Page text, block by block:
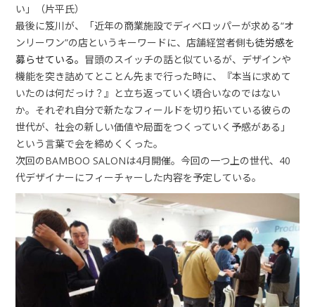
い」（片平氏）
最後に笈川が、「近年の商業施設でディベロッパーが求める“オ
ンリーワン”の店というキーワードに、店舗経営者側も徒労感を
募らせている。 冒頭のスイッチの話と似ているが、デザインや
機能を突き詰めてとことん先まで行った時に、『本当に求めて
いたのは何だっけ？』と立ち返っていく頃合いなのではない
か。それぞれ自分で新たなフィールドを切り拓いている彼らの
世代が、社会の新しい価値や局面をつくっていく予感がある」
という言葉で会を締めくくった。
次回のBAMBOO SALONは4月開催。今回の一つ上の世代、40
代デザイナーにフィーチャーした内容を予定している。